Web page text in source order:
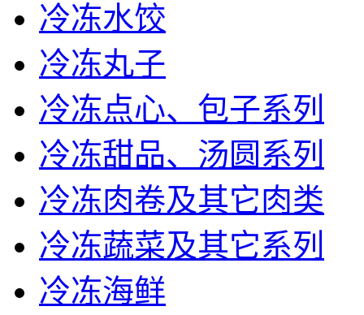
冷冻水饺
冷冻丸子
冷冻点心、包子系列
冷冻甜品、汤圆系列
冷冻肉卷及其它肉类
冷冻蔬菜及其它系列
冷冻海鲜